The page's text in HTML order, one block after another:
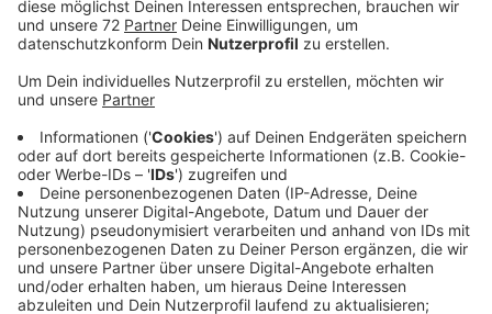
Veröffentlicht:Donnerstag, 11.03.2021 05:54
Anzeige
Das Geheule warnt vor Naturkatastrophen,
Großbränden oder anderen Gefahren. Beim
vergangenen großen Probealarm im Herbst haperte es
noch an einigen Stellen. In Appelhülsen beispielsweise
war nichts zu hören. Wie sich dann herausstellte, war
die Sirene nicht auf dem neusten technischen